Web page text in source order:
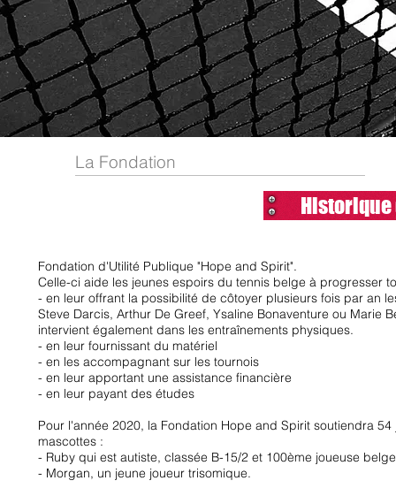
La Fondation
Historique
Fondation d'Utilité Publique "Hope and Spirit".
Celle-ci aide les jeunes espoirs du tennis belge à progresser
- en leur offrant la possibilité de côtoyer plusieurs fois par an
Steve Darcis, Arthur De Greef, Ysaline Bonaventure ou
intervient également dans les entraînements physiques.
- en leur fournissant du matériel
- en les accompagnant sur les tournois
- en leur apportant une assistance financière
- en leur payant des études
Pour l'année 2020, la Fondation Hope and Spirit soutiendra
mascottes :
- Ruby qui est autiste, classée B-15/2 et 100ème joueuse
- Morgan, un jeune joueur trisomique.